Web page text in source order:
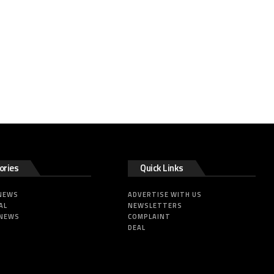
Quick Links
ADVERTISE WITH US
NEWSLETTERS
COMPLAINT
DEAL